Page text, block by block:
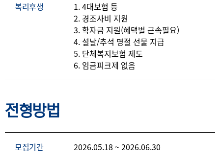
복리후생
1. 4대보험 등
2. 경조사비 지원
3. 학자금 지원(혜택별 근속필요)
4. 설날/추석 명절 선물 지급
5. 단체복지보험 제도
6. 임금피크제 없음
전형방법
모집기간 2026.05.18 ~ 2026.06.30